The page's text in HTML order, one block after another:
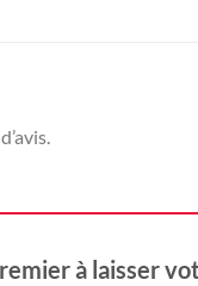
à laisser